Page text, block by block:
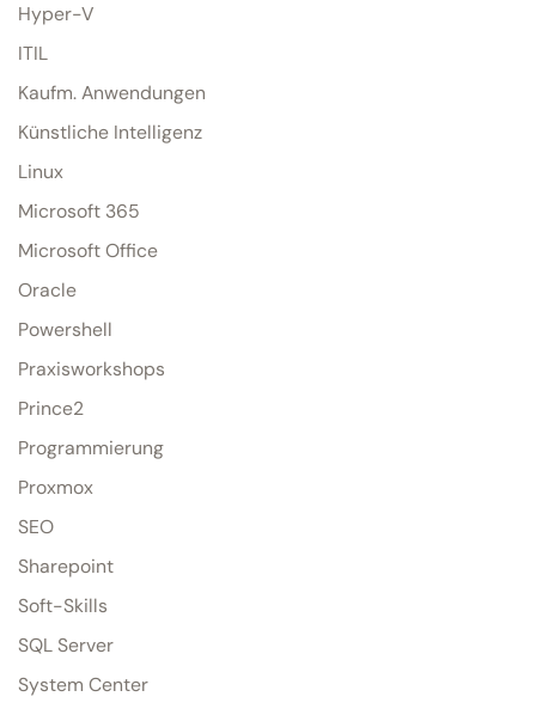
Hyper-V
ITIL
Kaufm. Anwendungen
Künstliche Intelligenz
Linux
Microsoft 365
Microsoft Office
Oracle
Powershell
Praxisworkshops
Prince2
Programmierung
Proxmox
SEO
Sharepoint
Soft-Skills
SQL Server
System Center